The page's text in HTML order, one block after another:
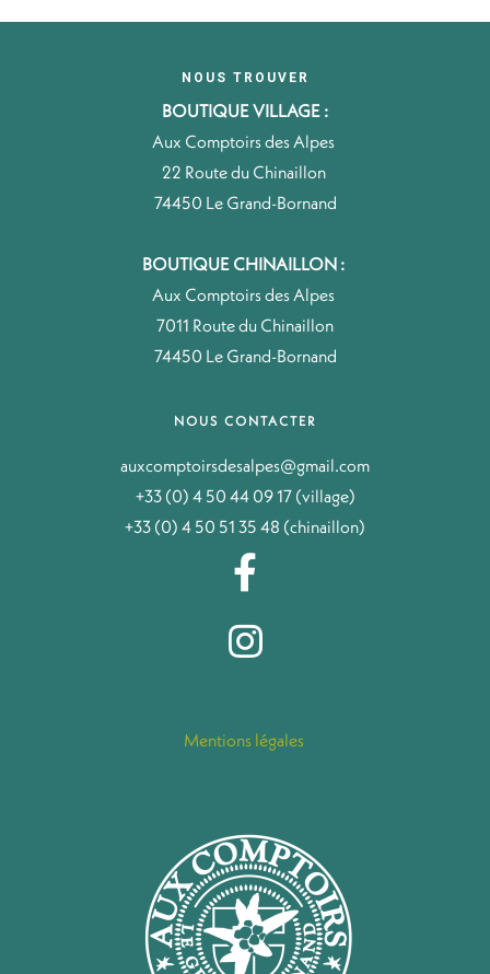
NOUS TROUVER
BOUTIQUE VILLAGE :
Aux Comptoirs des Alpes
22 Route du Chinaillon
74450 Le Grand-Bornand
BOUTIQUE CHINAILLON :
Aux Comptoirs des Alpes
7011 Route du Chinaillon
74450 Le Grand-Bornand
NOUS CONTACTER
auxcomptoirsdesalpes@gmail.com
+33 (0) 4 50 44 09 17 (village)
+33 (0) 4 50 51 35 48 (chinaillon)
Mentions légales